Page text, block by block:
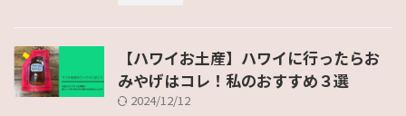
【ハワイお土産】ハワイに行ったらお
みやげはコレ！私のおすすめ３選
2024/12/12